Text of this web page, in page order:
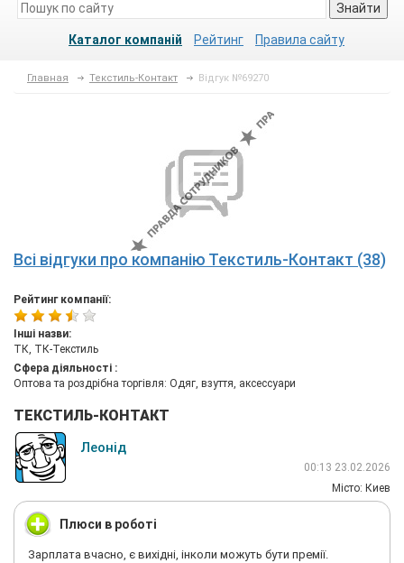
Знайти
Каталог компаній Рейтинг Правила сайту
Главная Текстиль-Контакт Відгук №69270
Всі відгуки про компанію Текстиль-Контакт (38)
Рейтинг компанії:
Інші назви:
ТК, ТК-Текстиль
Сфера діяльності :
Оптова та роздрібна торгівля: Одяг, взуття, аксессуари
ТЕКСТИЛЬ-КОНТАКТ
Леонід
00:13 23.02.2026
Мiсто: Киев
Плюси в роботі
Зарплата вчасно, є вихідні, інколи можуть бути премії.